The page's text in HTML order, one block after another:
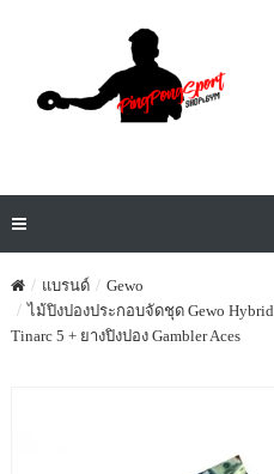
แบรนด์
Gewo
ไม้ปิงปองประกอบจัดชุด Gewo Hybrid
Tinarc 5 + ยางปิงปอง Gambler Aces